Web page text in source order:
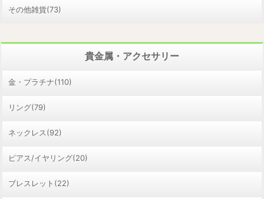
その他雑貨(73)
貴金属・アクセサリー
金・プラチナ(110)
リング(79)
ネックレス(92)
ピアス/イヤリング(20)
ブレスレット(22)